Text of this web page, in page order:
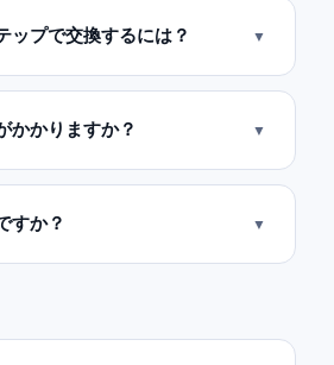
ップで交換するには？ ▼
かかりますか？ ▼
すか？ ▼